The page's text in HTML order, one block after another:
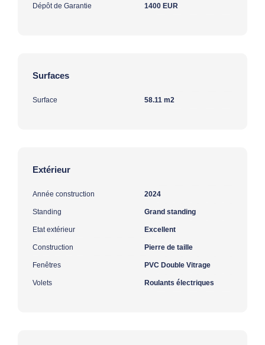
Dépôt de Garantie 1400 EUR
Surfaces
Surface 58.11 m2
Extérieur
Année construction 2024
Standing Grand standing
Etat extérieur Excellent
Construction Pierre de taille
Fenêtres PVC Double Vitrage
Volets Roulants électriques